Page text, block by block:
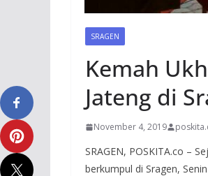
SRAGEN
Kemah
Jateng di
November 4, 2019
SRAGEN, POSKITA.co –
berkumpul di Sragen,